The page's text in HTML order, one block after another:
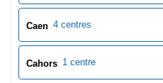
Cambrai 1 centre
Cannes 1 centre